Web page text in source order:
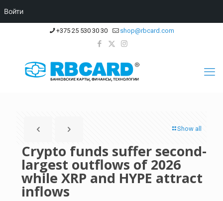
+375 25 530 30 30 shop@rbcard.com
Show all
Crypto funds suffer second-
largest outflows of 2026
while XRP and HYPE attract
inflows
Войти